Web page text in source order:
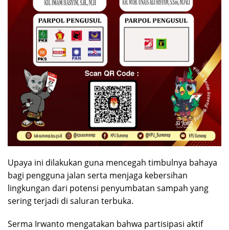
Upaya ini dilakukan guna mencegah timbulnya bahaya
bagi pengguna jalan serta menjaga kebersihan
lingkungan dari potensi penyumbatan sampah yang
sering terjadi di saluran terbuka.
Serma Irwanto mengatakan bahwa partisipasi aktif